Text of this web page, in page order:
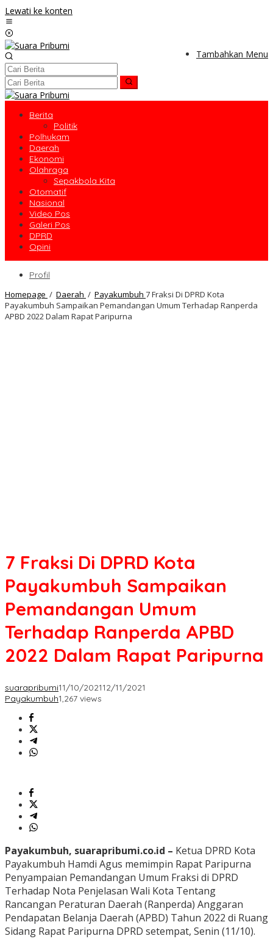
Lewati ke konten
Tambahkan Menu
Berita
Politik
Polhukam
Daerah
Ekonomi
Olahraga
Sepakbola Kita
Otomatif
Nasional
Video Pos
Galeri Pos
DPRD
Opini
Profil
Homepage / Daerah / Payakumbuh 7 Fraksi Di DPRD Kota
Payakumbuh Sampaikan Pemandangan Umum Terhadap Ranperda
APBD 2022 Dalam Rapat Paripurna
7 Fraksi Di DPRD Kota
Payakumbuh Sampaikan
Pemandangan Umum
Terhadap Ranperda APBD
2022 Dalam Rapat Paripurna
suarapribumi11/10/202112/11/2021
Payakumbuh1,267 views
Payakumbuh, suarapribumi.co.id – Ketua DPRD Kota
Payakumbuh Hamdi Agus memimpin Rapat Paripurna
Penyampaian Pemandangan Umum Fraksi di DPRD
Terhadap Nota Penjelasan Wali Kota Tentang
Rancangan Peraturan Daerah (Ranperda) Anggaran
Pendapatan Belanja Daerah (APBD) Tahun 2022 di Ruang
Sidang Rapat Paripurna DPRD setempat, Senin (11/10).